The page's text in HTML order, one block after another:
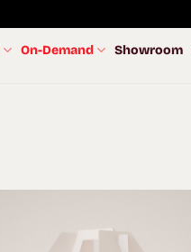
On-Demand Showroom